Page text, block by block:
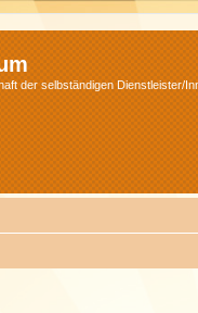
der selbständigen Dienstleister/